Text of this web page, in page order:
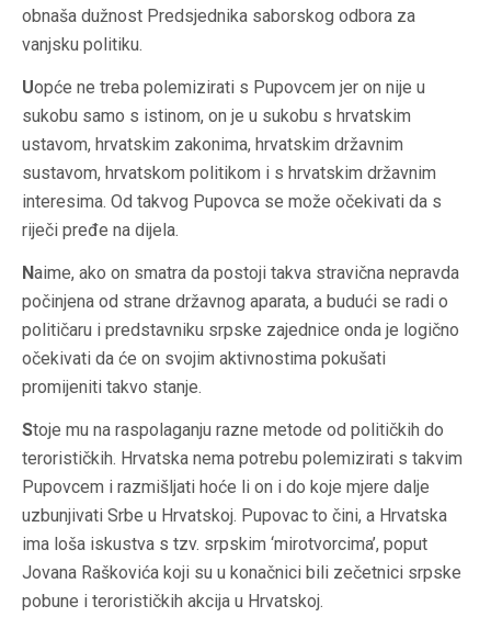
obnaša dužnost Predsjednika saborskog odbora za
vanjsku politiku.
Uopće ne treba polemizirati s Pupovcem jer on nije u
sukobu samo s istinom, on je u sukobu s hrvatskim
ustavom, hrvatskim zakonima, hrvatskim državnim
sustavom, hrvatskom politikom i s hrvatskim državnim
interesima. Od takvog Pupovca se može očekivati da s
riječi pređe na dijela.
Naime, ako on smatra da postoji takva stravična nepravda
počinjena od strane državnog aparata, a budući se radi o
političaru i predstavniku srpske zajednice onda je logično
očekivati da će on svojim aktivnostima pokušati
promijeniti takvo stanje.
Stoje mu na raspolaganju razne metode od političkih do
terorističkih. Hrvatska nema potrebu polemizirati s takvim
Pupovcem i razmišljati hoće li on i do koje mjere dalje
uzbunjivati Srbe u Hrvatskoj. Pupovac to čini, a Hrvatska
ima loša iskustva s tzv. srpskim ‘mirotvorcima’, poput
Jovana Raškovića koji su u konačnici bili zečetnici srpske
pobune i terorističkih akcija u Hrvatskoj.